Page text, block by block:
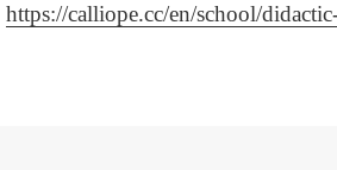
https://calliope.cc/en/school/